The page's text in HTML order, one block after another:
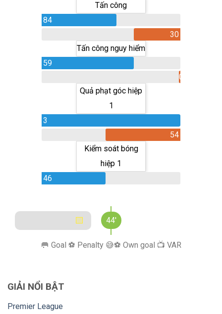
Tấn công
84
30
Tấn công nguy hiểm
59
0
Quả phạt góc hiệp
1
3
54
Kiểm soát bóng
hiệp 1
46
🟨 44'
🥅 Goal ⚽️ Penalty 😅⚽️ Own goal 📺 VAR
GIẢI NỔI BẬT
Premier League